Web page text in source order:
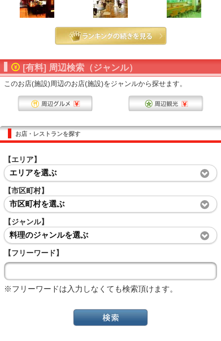
[有料] 周辺検索（ジャンル）
このお店(施設)周辺のお店(施設)をジャンルから探せます。
お店・レストランを探す
【エリア】
エリアを選ぶ
【市区町村】
市区町村を選ぶ
【ジャンル】
料理のジャンルを選ぶ
【フリーワード】
※フリーワードは入力しなくても検索頂けます。